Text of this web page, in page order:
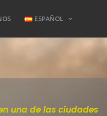
ESPAÑOL
una de las ciudades